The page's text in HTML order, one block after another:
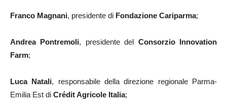
Franco Magnani, presidente di Fondazione Cariparma;
Andrea Pontremoli, presidente del Consorzio Innovation
Farm;
Luca Natali, responsabile della direzione regionale Parma-
Emilia Est di Crédit Agricole Italia;